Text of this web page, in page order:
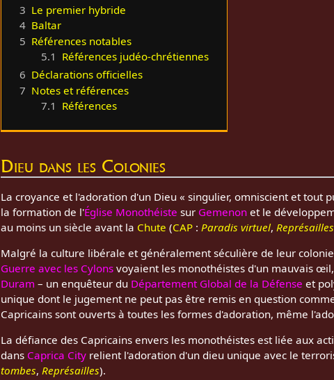
3 Le premier hybride
4 Baltar
5 Références notables
5.1 Références judéo-chrétiennes
6 Déclarations officielles
7 Notes et références
7.1 Références
Dieu dans les Colonies
La croyance et l'adoration d'un Dieu « singulier, omniscient et tout
la formation de l'Église Monothéiste sur Gemenon et le
au moins un siècle avant la Chute (CAP : Paradis virtuel, Représailles
Malgré la culture libérale et généralement séculière de leur
Guerre avec les Cylons voyaient les monothéistes d'un mauvais
Duram – un enquêteur du Département Global de la Défense et
unique dont le jugement ne peut pas être remis en question
Capricains sont ouverts à toutes les formes d'adoration, même
La défiance des Capricains envers les monothéistes est liée aux
dans Caprica City relient l'adoration d'un dieu unique avec le
tombes, Représailles).